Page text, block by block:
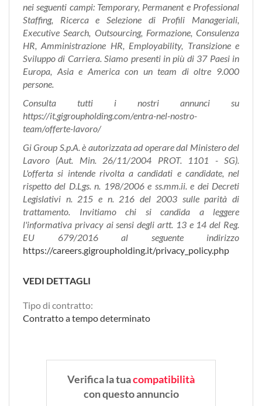
nei seguenti campi: Temporary, Permanent e Professional
Staffing, Ricerca e Selezione di Profili Manageriali,
Executive Search, Outsourcing, Formazione, Consulenza
HR, Amministrazione HR, Employability, Transizione e
Sviluppo di Carriera. Siamo presenti in più di 37 Paesi in
Europa, Asia e America con un team di oltre 9.000
persone.
Consulta tutti i nostri annunci su
https://it.gigroupholding.com/entra-nel-nostro-
team/offerte-lavoro/
Gi Group S.p.A. è autorizzata ad operare dal Ministero del
Lavoro (Aut. Min. 26/11/2004 PROT. 1101 - SG).
L'offerta si intende rivolta a candidati e candidate, nel
rispetto del D.Lgs. n. 198/2006 e ss.mm.ii. e dei Decreti
Legislativi n. 215 e n. 216 del 2003 sulle parità di
trattamento. Invitiamo chi si candida a leggere
l'informativa privacy ai sensi degli artt. 13 e 14 del Reg.
EU 679/2016 al seguente indirizzo
https://careers.gigroupholding.it/privacy_policy.php
VEDI DETTAGLI
Tipo di contratto:
Contratto a tempo determinato
Verifica la tuacompatibilità
con questo annuncio